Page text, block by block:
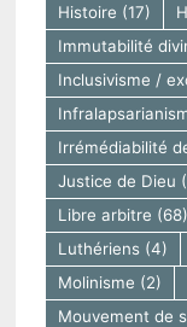
Histoire (17)
Immutabilité
Inclusivisme /
Irrémédiabilité
Justice de Dieu
Libre arbitre (68)
Luthériens(4)
Molinisme (2)
Mouvement de